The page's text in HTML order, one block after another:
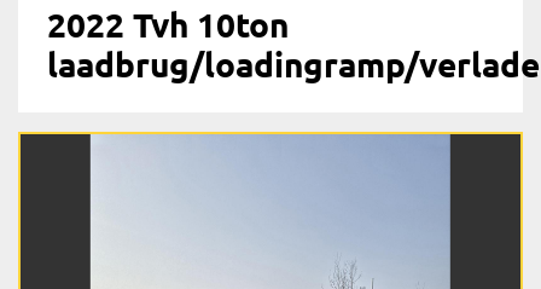
2022 Tvh 10ton
laadbrug/loadingramp/